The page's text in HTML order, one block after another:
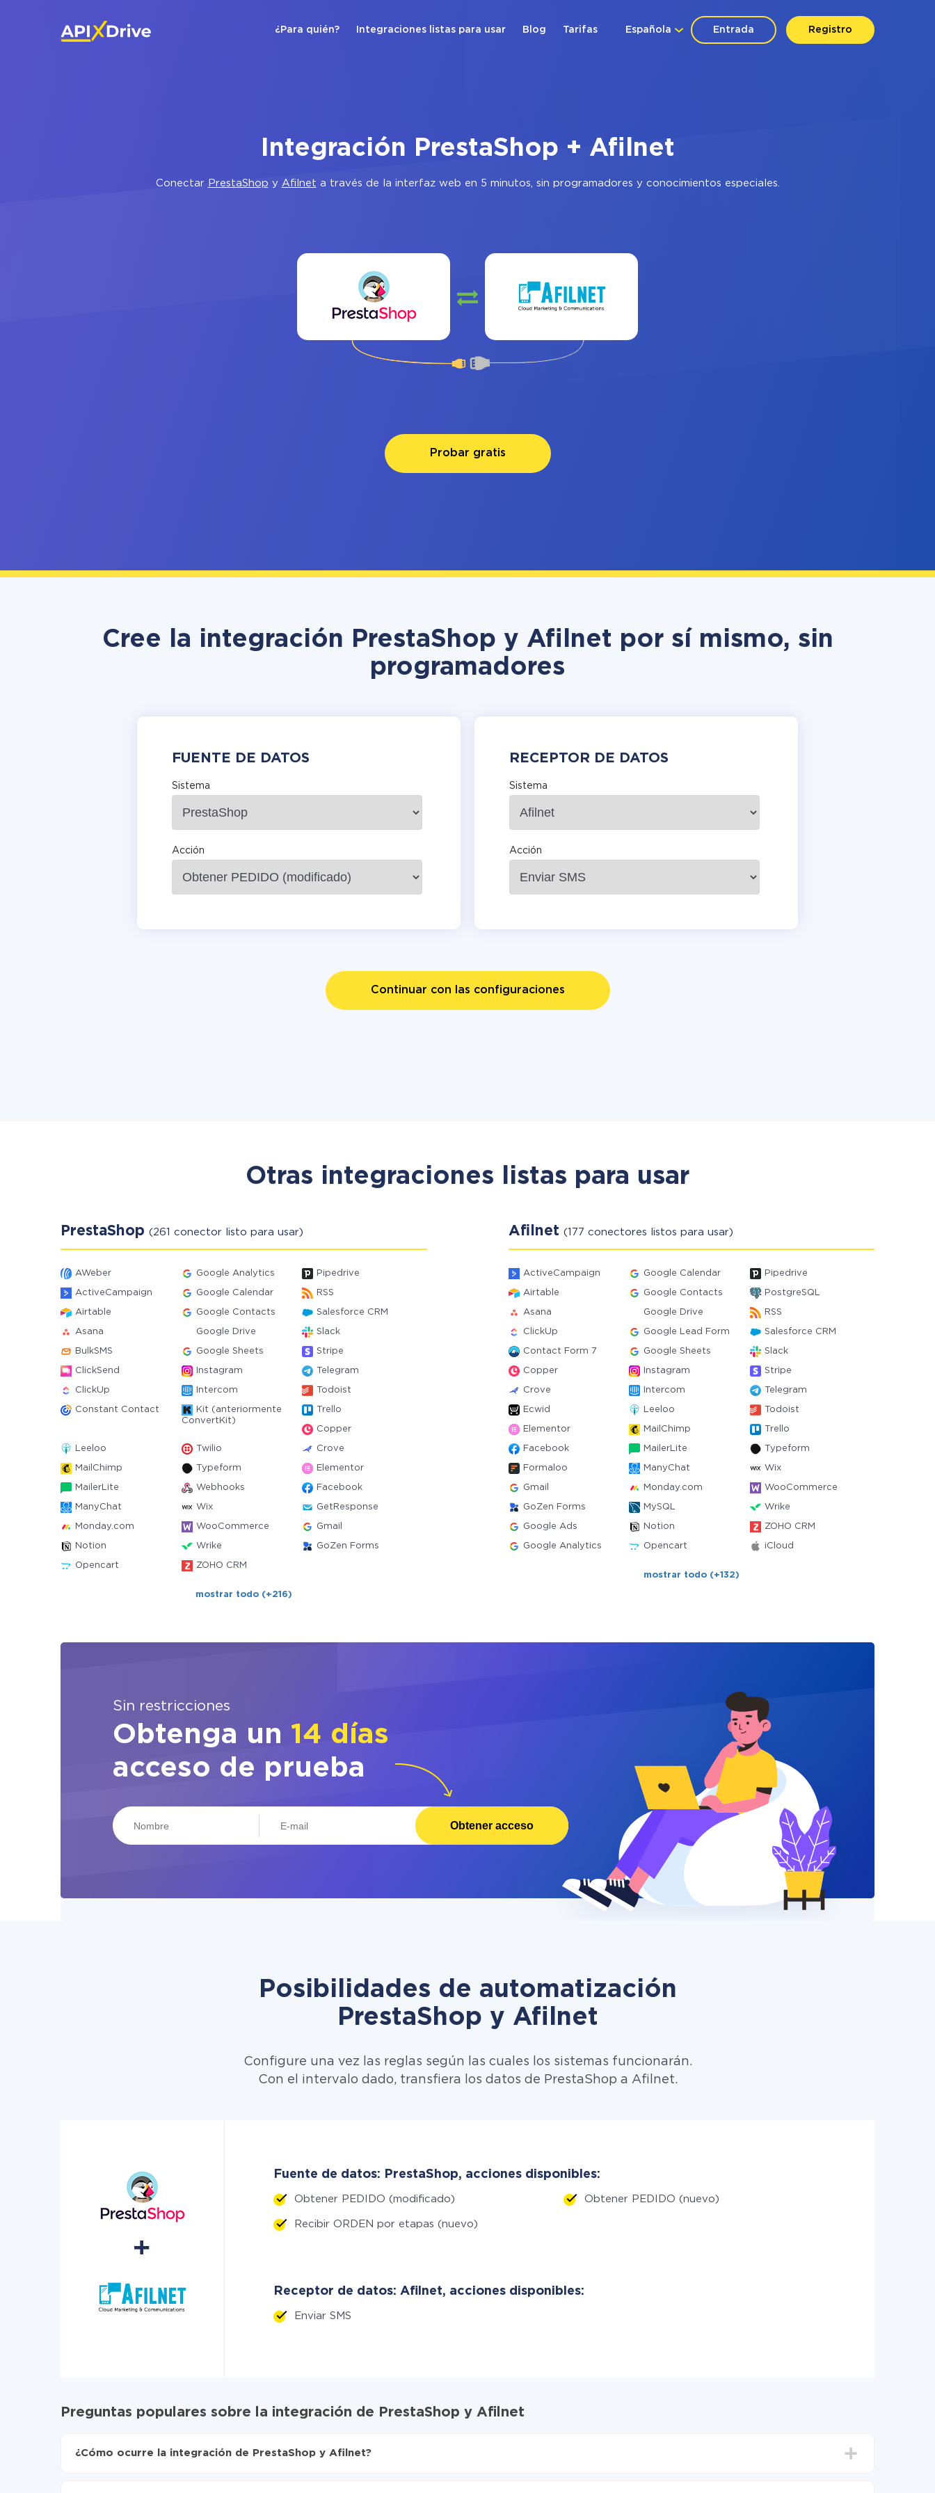
Entrada Registro
Española
¿Para quién? Integraciones listas para usar Blog Tarifas
Integración PrestaShop + Afilnet
Conectar PrestaShop y Afilnet a través de la interfaz web en 5 minutos, sin programadores y conocimientos especiales.
Probar gratis
Cree la integración PrestaShop y Afilnet por sí mismo, sin
programadores
FUENTE DE DATOS
Sistema
Acción
RECEPTOR DE DATOS
Sistema
Acción
Continuar con las configuraciones
Otras integraciones listas para usar
PrestaShop (261 conector listo para usar)
AWeber Google Analytics Pipedrive
ActiveCampaign Google Calendar RSS
Airtable Google Contacts Salesforce CRM
Asana Google Drive Slack
BulkSMS Google Sheets Stripe
ClickSend Instagram Telegram
ClickUp Intercom Todoist
Constant Contact
Kit (anteriormente
ConvertKit)
Trello
Copper
Leeloo Twilio Crove
MailChimp Typeform Elementor
MailerLite Webhooks Facebook
ManyChat Wix GetResponse
Monday.com WooCommerce Gmail
Notion Wrike GoZen Forms
Opencart ZOHO CRM
mostrar todo (+216)
Afilnet (177 conectores listos para usar)
ActiveCampaign Google Calendar Pipedrive
Airtable Google Contacts PostgreSQL
Asana Google Drive RSS
ClickUp Google Lead Form Salesforce CRM
Contact Form 7 Google Sheets Slack
Copper Instagram Stripe
Crove Intercom Telegram
Ecwid Leeloo Todoist
Elementor MailChimp Trello
Facebook MailerLite Typeform
Formaloo ManyChat Wix
Gmail Monday.com WooCommerce
GoZen Forms MySQL Wrike
Google Ads Notion ZOHO CRM
Google Analytics Opencart iCloud
mostrar todo (+132)
Sin restricciones
Obtenga un 14 días
acceso de prueba
Obtener acceso
Posibilidades de automatización
PrestaShop y Afilnet
Configure una vez las reglas según las cuales los sistemas funcionarán.
Con el intervalo dado, transfiera los datos de PrestaShop a Afilnet.
Fuente de datos: PrestaShop, acciones disponibles:
Obtener PEDIDO (modificado) Obtener PEDIDO (nuevo)
Recibir ORDEN por etapas (nuevo)
Receptor de datos: Afilnet, acciones disponibles:
Enviar SMS
Preguntas populares sobre la integración de PrestaShop y Afilnet
¿Cómo ocurre la integración de PrestaShop y Afilnet?